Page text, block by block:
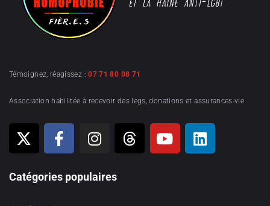
Témoignez, réagissez :07 71 80 08 71
Association habilitée à recevoir des legs, donations et assurances-vie
Catégories populaires